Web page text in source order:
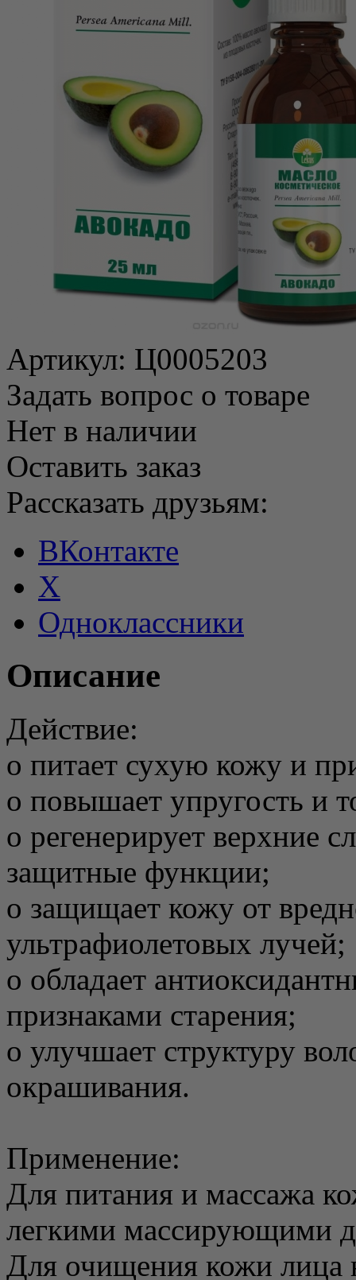
Артикул: Ц0005203
Задать вопрос о товаре
Нет в наличии
Оставить заказ
Рассказать друзьям:
ВКонтакте
X
Одноклассники
Описание
Действие:
o питает сухую кожу и
o повышает упругость и
o регенерирует верхние
защитные функции;
o защищает кожу от
ультрафиолетовых лучей;
o обладает
признаками старения;
o улучшает структуру
окрашивания.
Применение:
Для питания и массажа
легкими массирующими
Для очищения кожи лица